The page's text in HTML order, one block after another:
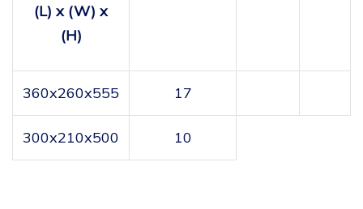
(L) x (W) x
(H)
360x260x555 17
300x210x500 10